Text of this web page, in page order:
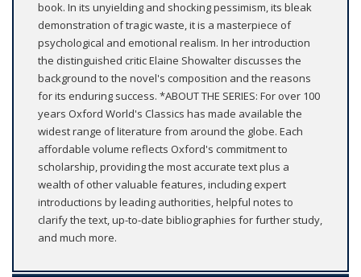
book. In its unyielding and shocking pessimism, its bleak
demonstration of tragic waste, it is a masterpiece of
psychological and emotional realism. In her introduction
the distinguished critic Elaine Showalter discusses the
background to the novel's composition and the reasons
for its enduring success. *ABOUT THE SERIES: For over 100
years Oxford World's Classics has made available the
widest range of literature from around the globe. Each
affordable volume reflects Oxford's commitment to
scholarship, providing the most accurate text plus a
wealth of other valuable features, including expert
introductions by leading authorities, helpful notes to
clarify the text, up-to-date bibliographies for further study,
and much more.